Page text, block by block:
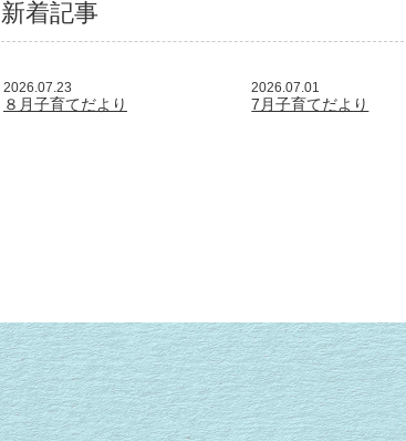
新着記事
2026.07.23
８月子育てだより
2026.07.01
7月子育てだより